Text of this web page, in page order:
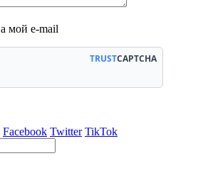
мой e-mail
Facebook Twitter TikTok